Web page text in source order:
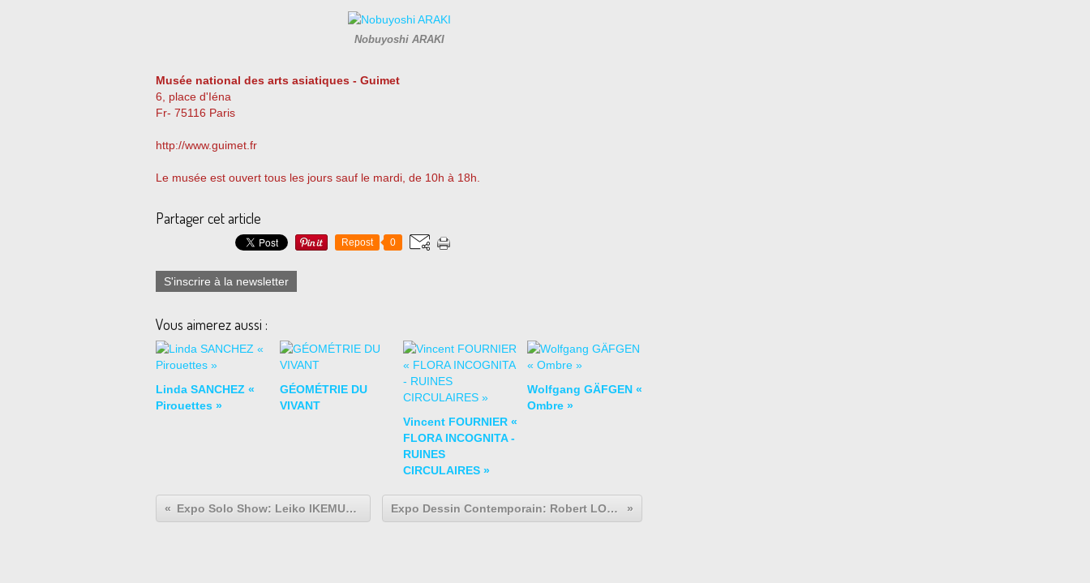
Nobuyoshi ARAKI
Musée national des arts asiatiques - Guimet
6, place d'Iéna
Fr- 75116 Paris
http://www.guimet.fr
Le musée est ouvert tous les jours sauf le mardi, de 10h à 18h.
Partager cet article
Repost 0
S'inscrire à la newsletter
Vous aimerez aussi :
Linda SANCHEZ «
Pirouettes »
GÉOMÉTRIE DU
VIVANT
Vincent FOURNIER «
FLORA INCOGNITA -
RUINES
CIRCULAIRES »
Wolfgang GÄFGEN «
Ombre »
Expo Solo Show: Leiko IKEMURA « Mountains in Exile » Expo Dessin Contemporain: Robert LONGO « Luminous Discontent »